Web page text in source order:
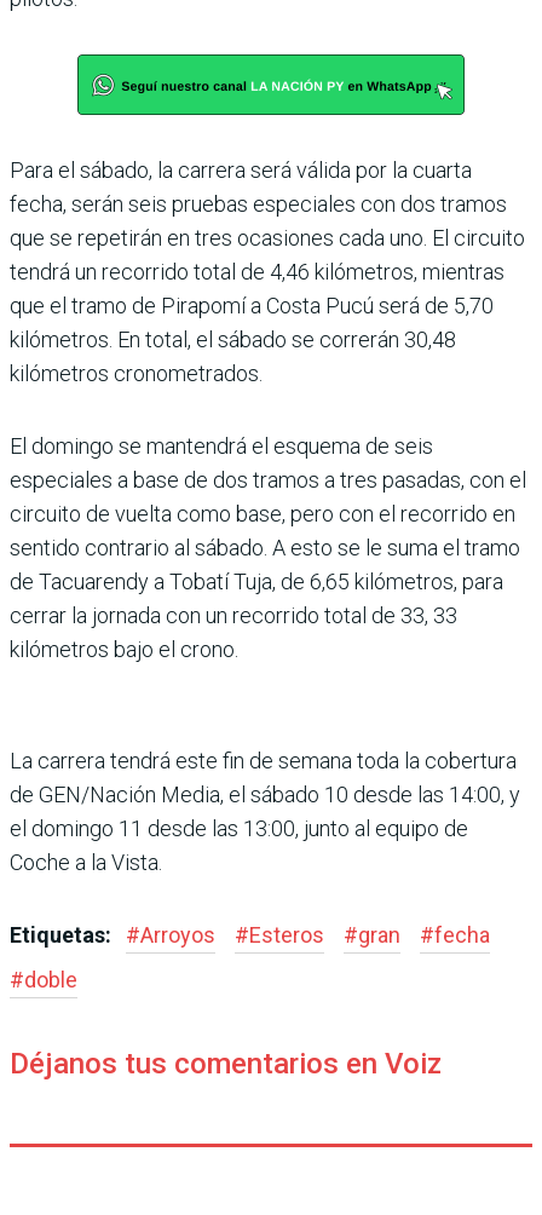
Para el sábado, la carrera será válida por la cuarta
fecha, serán seis pruebas especiales con dos tramos
que se repetirán en tres oca­siones cada uno. El circuito
tendrá un recorrido total de 4,46 kilómetros, mientras
que el tramo de Pirapomí a Costa Pucú será de 5,70
kiló­metros. En total, el sábado se correrán 30,48
kilómetros cronometrados.
El domingo se mantendrá el esquema de seis
especiales a base de dos tramos a tres pasadas, con el
circuito de vuelta como base, pero con el recorrido en
sentido con­trario al sábado. A esto se le suma el tramo
de Tacua­rendy a Tobatí Tuja, de 6,65 kilómetros, para
cerrar la jornada con un recorrido total de 33, 33
kilómetros bajo el crono.
La carrera tendrá este fin de semana toda la cobertura
de GEN/Nación Media, el sábado 10 desde las 14:00, y
el domingo 11 desde las 13:00, junto al equipo de
Coche a la Vista.
Etiquetas: #Arroyos #Esteros #gran #fecha
#doble
Déjanos tus comentarios en Voiz